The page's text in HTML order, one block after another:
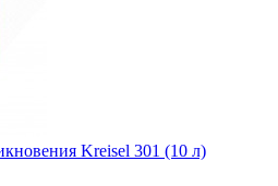
Kreisel 301 (10 л)